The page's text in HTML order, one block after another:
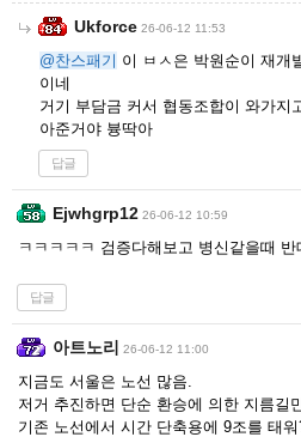
Ukforce 26-06-12 11:53
@찬스패기 이 ㅂㅅ은 박원순이 재개
이네
거기 부담금 커서 협동조합이 와가지
아준거야 븅딱아
답글
Ejwhgrp12 26-06-12 10:59
ㅋㅋㅋㅋㅋ 검증다해보고 병신같을때
답글
아트노리 26-06-12 11:00
지금도 서울은 노선 많음.
저거 추진하면 단순 환승에 의한 지름길
기존 노선에서 시간 단축용에 9조를 태워